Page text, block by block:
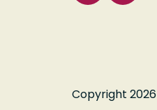
Copyright 2026